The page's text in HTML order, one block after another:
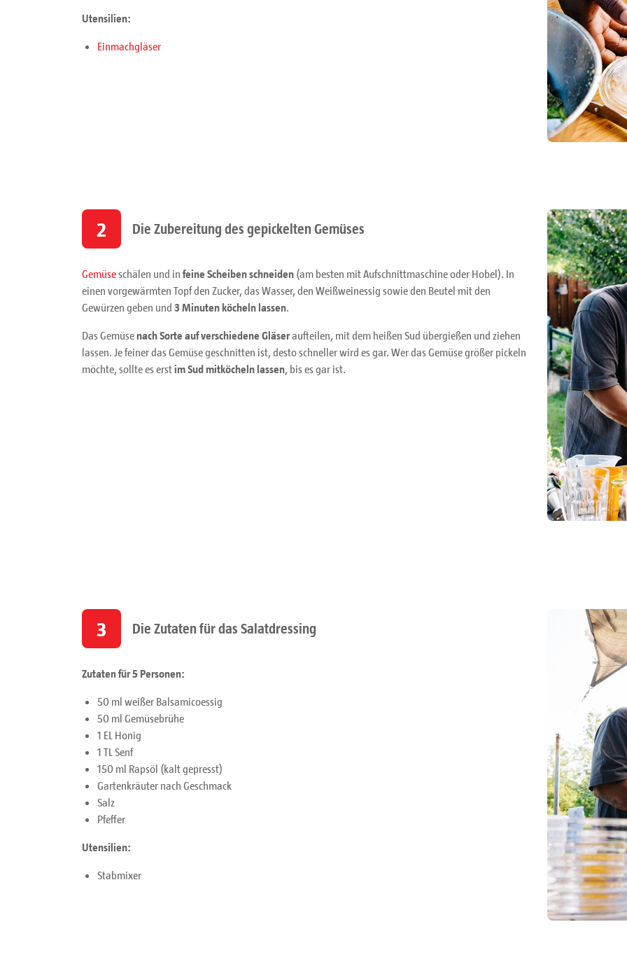
Utensilien:
Einmachgläser
2 Die Zubereitung des gepickelten Gemüses
Gemüseschälen und in feine Scheiben schneiden (am besten mit Aufschnittmaschine oder Hobel). In
einen vorgewärmten Topf den Zucker, das Wasser, den Weißweinessig sowie den Beutel mit den
Gewürzen geben und 3 Minuten köcheln lassen
Das Gemüsenach Sorte auf verschiedene Gläseraufteilen, mit dem heißen Sud übergießen und ziehen
lassen. Je feiner das Gemüse geschnitten ist, desto schneller wird es gar. Wer das Gemüse größer pickeln
möchte, sollte es erstim Sud mitköcheln lassen , bis es gar ist.
3 Die Zutaten für das Salatdressing
Zutaten für 5 Personen:
50 ml weißer Balsamicoessig
50 ml Gemüsebrühe
1 EL Honig
1 TL Senf
150 ml Rapsöl (kalt gepresst)
Gartenkräuter nach Geschmack
Salz
Pfeffer
Utensilien:
Stabmixer